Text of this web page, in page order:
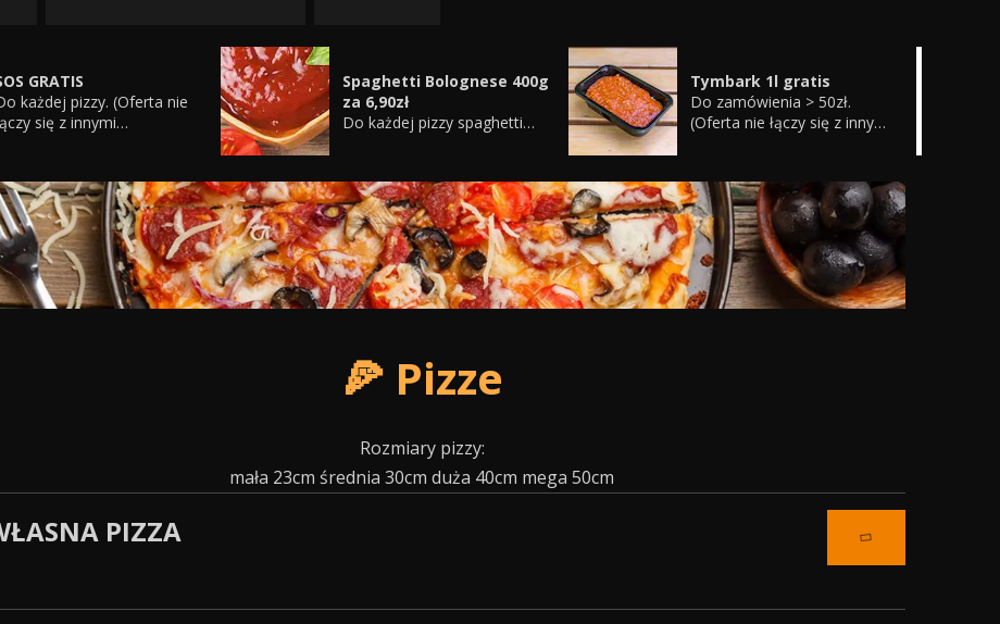
GRATIS
każdej pizzy. (Oferta nie
się z innymi
Spaghetti Bolognese 400g
za 6,90zł
Do każdej pizzy spaghetti
Promocja obowiązuje tylko
przy zamówieniu przez
internet !!! (Oferta nie łączy
się z innymi promocjami i
kuponami promocyjnymi)
Tymbark 1l gratis
Do zamówienia > 50zł.
(Oferta nie łączy się z innymi
🍕 Pizze
Rozmiary pizzy:
mała 23cm średnia 30cm duża 40cm mega 50cm
PIZZA